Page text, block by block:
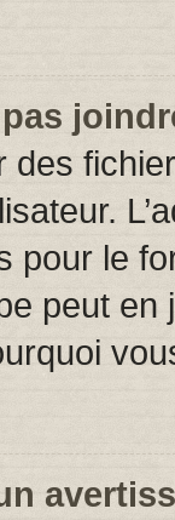
des
pour le
peut en